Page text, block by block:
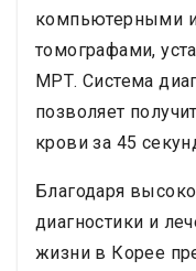
компьютерными
томографами,
МРТ. Система
позволяет
крови за 45
Благодаря
диагностики и
жизни в Корее